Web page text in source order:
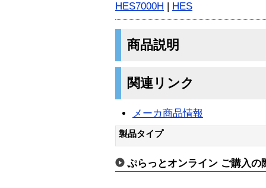
HES7000H | HES
商品説明
関連リンク
メーカ商品情報
製品タイプ
ぷらっとオンライン ご購入の